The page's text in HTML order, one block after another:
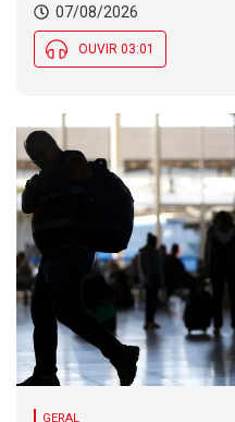
07/08/2026
OUVIR 03:01
GERAL